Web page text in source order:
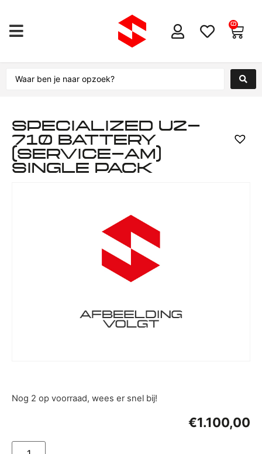
0
SPECIALIZED U2-
710 BATTERY
(SERVICE-AM)
SINGLE PACK
Nog 2 op voorraad, wees er snel bij!
€1.100,00